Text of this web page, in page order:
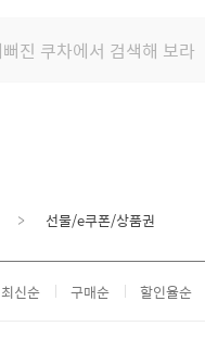
선물/e쿠폰/상품권
최신순 구매순 할인율순